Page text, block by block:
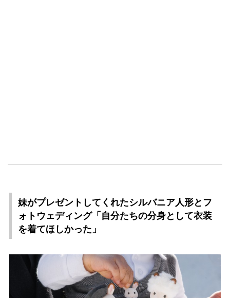
妹がプレゼントしてくれたシルバニア人形とフ
ォトウェディング「自分たちの分身として衣装
を着てほしかった」